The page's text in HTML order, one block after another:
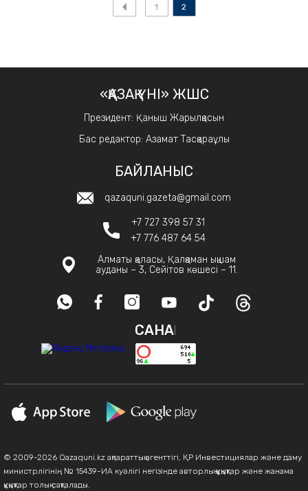
1 2
«ҚАЗАҚ ҮНІ» ЖШС
Президент: Қаныш Жарылқасын
Бас редактор: Азамат Тасқараұлы
БАЙЛАНЫС
qazaquni.gazeta@gmail.com
+7 727 398 57 31
+7 776 487 64 54
Алматы қаласы, Қалқаман ықшам
ауданы – 3, Сейітов көшесі – 11.
САНАҚ
© 2009-2026 Qazaquni.kz ақпараттық агенттігі, ҚР Инвестициялар және даму
министрлігінің № 15439-ИА куәлігі негізінде авторлық құқықтар және жанама
құқықтар толық сақталады.